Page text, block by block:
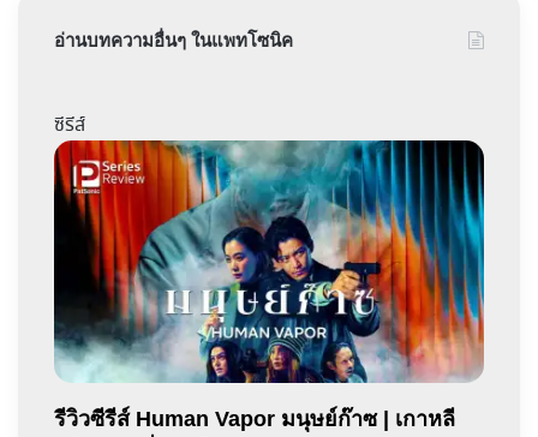
อ่านบทความอื่นๆ ในแพทโซนิค
ซีรีส์
รีวิวซีรีส์ Human Vapor มนุษย์ก๊าซ | เกาหลี